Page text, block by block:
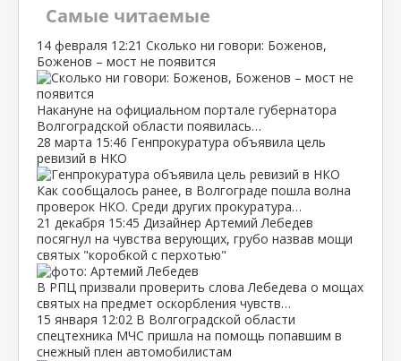
Самые читаемые
14 февраля 12:21 Сколько ни говори: Боженов,
Боженов – мост не появится
Накануне на официальном портале губернатора
Волгоградской области появилась…
28 марта 15:46 Генпрокуратура объявила цель
ревизий в НКО
Как сообщалось ранее, в Волгограде пошла волна
проверок НКО. Среди других прокуратура…
21 декабря 15:45 Дизайнер Артемий Лебедев
посягнул на чувства верующих, грубо назвав мощи
святых "коробкой с перхотью"
В РПЦ призвали проверить слова Лебедева о мощах
святых на предмет оскорбления чувств…
15 января 12:02 В Волгоградской области
спецтехника МЧС пришла на помощь попавшим в
снежный плен автомобилистам